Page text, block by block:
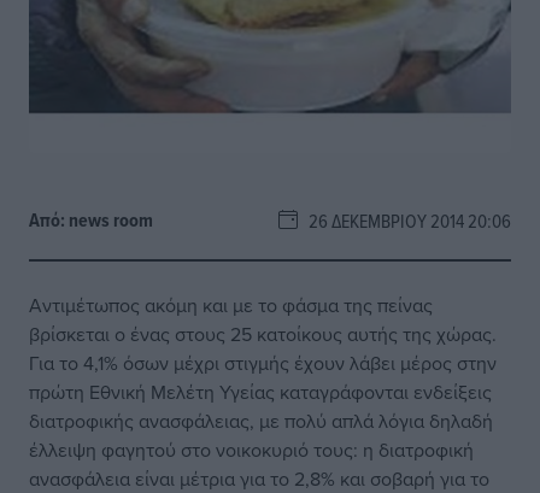
Από: news room 26 ΔΕΚΕΜΒΡΊΟΥ 2014 20:06
Αντιμέτωπος ακόμη και με το φάσμα της πείνας
βρίσκεται ο ένας στους 25 κατοίκους αυτής της χώρας.
Για το 4,1% όσων μέχρι στιγμής έχουν λάβει μέρος στην
πρώτη Εθνική Μελέτη Υγείας καταγράφονται ενδείξεις
διατροφικής ανασφάλειας, με πολύ απλά λόγια δηλαδή
έλλειψη φαγητού στο νοικοκυριό τους: η διατροφική
ανασφάλεια είναι μέτρια για το 2,8% και σοβαρή για το